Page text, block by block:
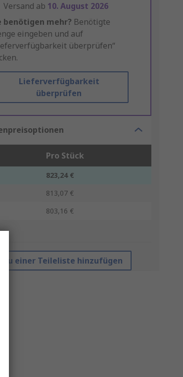
Versand ab 10. August 2026
benötigen mehr? Benötigte
eingeben und auf
überprüfen“
Lieferverfügbarkeit
überprüfen
Pro Stück
823,24 €
813,07 €
803,16 €
Zu einer Teileliste hinzufügen